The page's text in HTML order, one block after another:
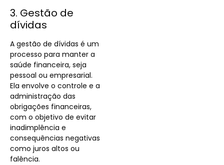
3. Gestão de
dívidas
A gestão de dívidas é um
processo para manter a
saúde financeira, seja
pessoal ou empresarial.
Ela envolve o controle e a
administração das
obrigações financeiras,
com o objetivo de evitar
inadimplência e
consequências negativas
como juros altos ou
falência.